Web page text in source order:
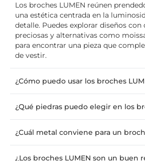
Los broches LUMEN reúnen
una estética centrada en la
detalle. Puedes explorar diseños con
preciosas y alternativas como
para encontrar una pieza que
de vestir.
¿Cómo puedo usar los broches
¿Qué piedras puedo elegir en los
¿Cuál metal conviene para un
¿Los broches LUMEN son un buen